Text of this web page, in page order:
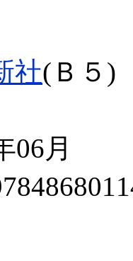
社(Ｂ５)
06月